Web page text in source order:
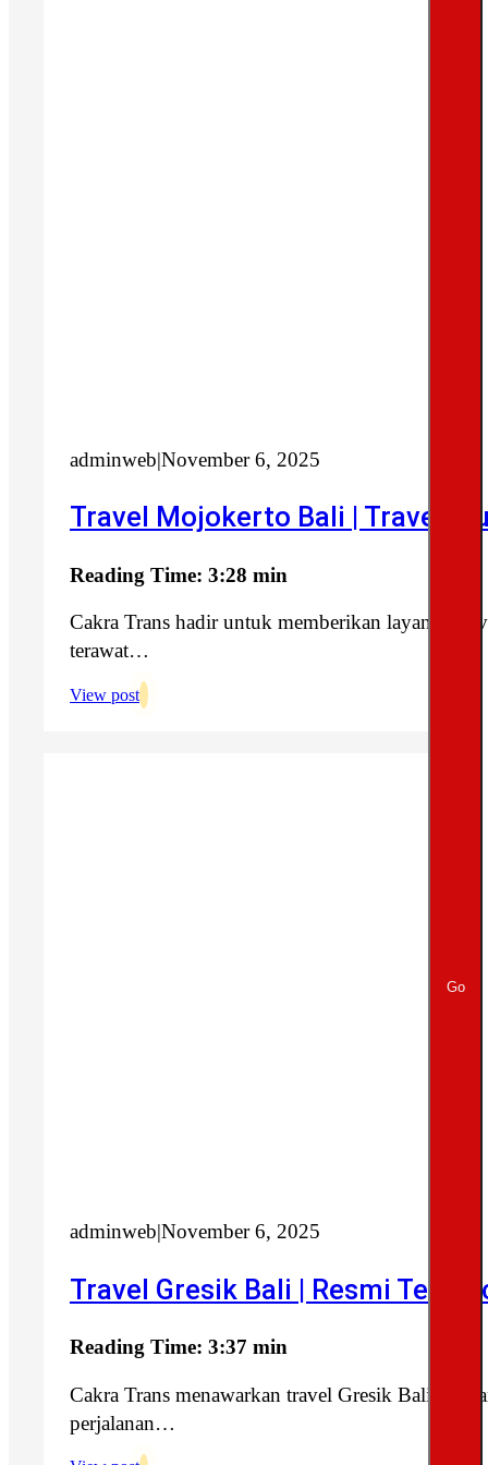
adminweb|November 6, 2025
Travel Mojokerto Bali | Travel
Reading Time: 3:28 min
Cakra Trans hadir untuk memberikan layanan
terawat…
View post
adminweb|November 6, 2025
Travel Gresik Bali | Resmi
Reading Time: 3:37 min
Cakra Trans menawarkan travel Gresik Bali
perjalanan…
Go